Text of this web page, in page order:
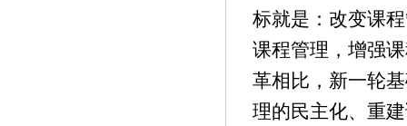
标就是：改变课
课程管理，增强
革相比，新一轮
理的民主化、重